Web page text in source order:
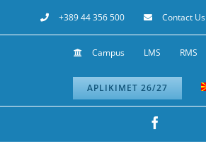
to
+389 44 356 500 Contact Us
Campus LMS RMS
APLIKIMET 26/27